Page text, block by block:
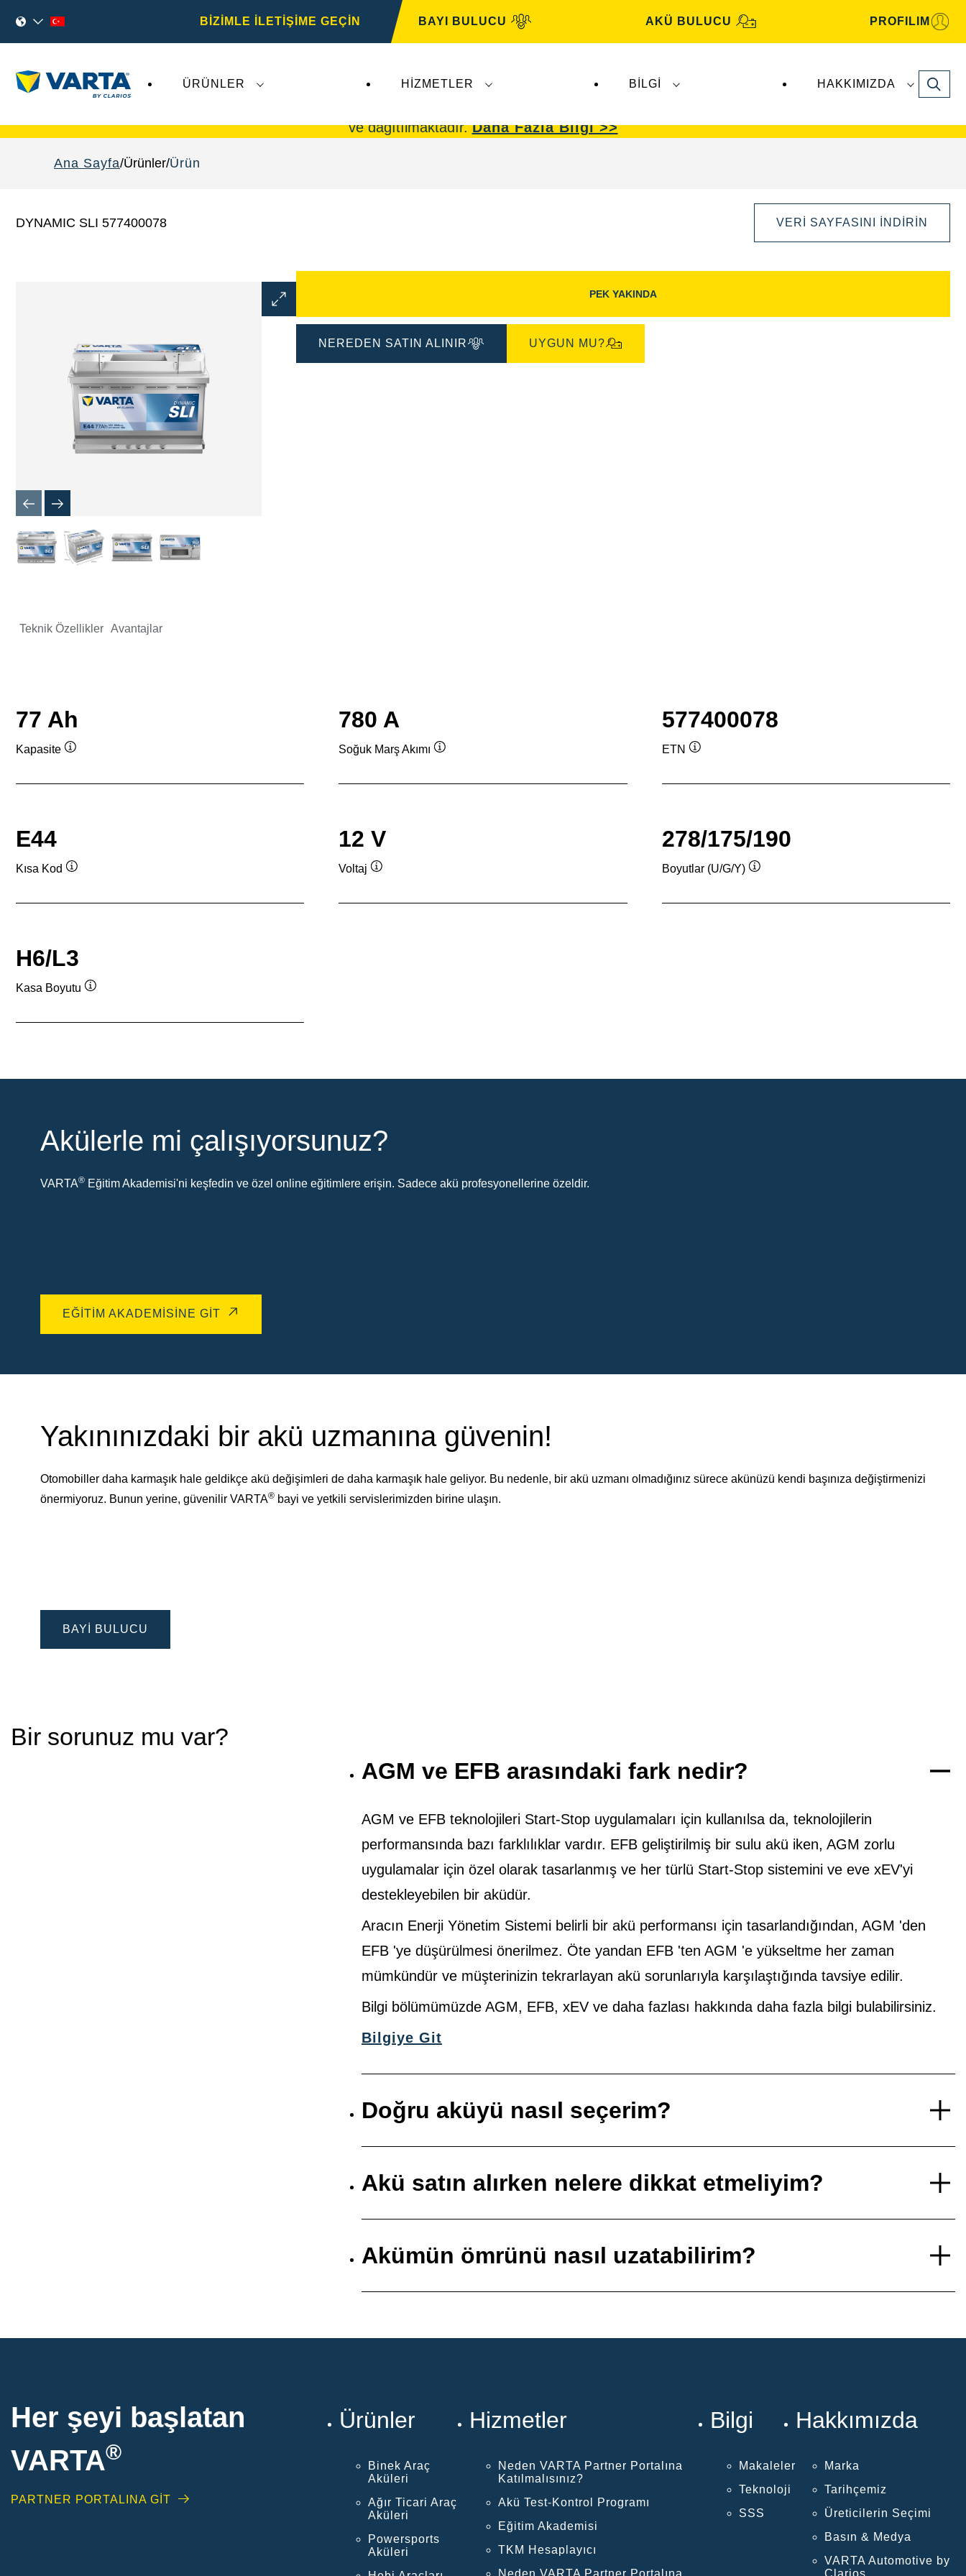
BİZİMLE İLETİŞİME GEÇİN BAYI BULUCU AKÜ BULUCU PROFILIM
ÜRÜNLER HIZMETLER BILGI HAKKIMIZDA Search
ve dağıtılmaktadır.Daha Fazla Bilgi >>
Ana Sayfa Ürünler Ürün
DYNAMIC SLI 577400078 VERI SAYFASINI İNDIRIN
Görüntü
Aç
İletişim
Görüntü
İletişim
Kutusu
PEK YAKINDA
NEREDEN SATIN ALINIR UYGUN MU?
Teknik Özellikler Avantajlar
77 Ah
Kapasite
780 A
Soğuk Marş Akımı
577400078
ETN
E44
Kısa Kod
12 V
Voltaj
278/175/190
Boyutlar (U/G/Y)
H6/L3
Kasa Boyutu
Akülerle mi çalışıyorsunuz?
VARTA® Eğitim Akademisi'ni keşfedin ve özel online eğitimlere erişin. Sadece akü profesyonellerine özeldir.
EĞITIM AKADEMISINE GIT
Yakınınızdaki bir akü uzmanına güvenin!
Otomobiller daha karmaşık hale geldikçe akü değişimleri de daha karmaşık hale geliyor. Bu nedenle, bir akü uzmanı olmadığınız sürece akünüzü kendi başınıza değiştirmenizi
önermiyoruz. Bunun yerine, güvenilir VARTA® bayi ve yetkili servislerimizden birine ulaşın.
BAYI BULUCU
Bir sorunuz mu var?
AGM ve EFB arasındaki fark nedir?
AGM ve EFB teknolojileri Start-Stop uygulamaları için kullanılsa da, teknolojilerin
performansında bazı farklılıklar vardır. EFB geliştirilmiş bir sulu akü iken, AGM zorlu
uygulamalar için özel olarak tasarlanmış ve her türlü Start-Stop sistemini ve eve xEV'yi
destekleyebilen bir aküdür.
Aracın Enerji Yönetim Sistemi belirli bir akü performansı için tasarlandığından, AGM 'den
EFB 'ye düşürülmesi önerilmez. Öte yandan EFB 'ten AGM 'e yükseltme her zaman
mümkündür ve müşterinizin tekrarlayan akü sorunlarıyla karşılaştığında tavsiye edilir.
Bilgi bölümümüzde AGM, EFB, xEV ve daha fazlası hakkında daha fazla bilgi bulabilirsiniz.
Bilgiye Git
Doğru aküyü nasıl seçerim?
Akü satın alırken nelere dikkat etmeliyim?
Akümün ömrünü nasıl uzatabilirim?
Her şeyi başlatan
VARTA®
PARTNER PORTALINA GİT
Ürünler
Binek Araç
Aküleri
Ağır Ticari Araç
Aküleri
Powersports
Aküleri
Hizmetler
Neden VARTA Partner Portalına
Katılmalısınız?
Akü Test-Kontrol Programı
Eğitim Akademisi
TKM Hesaplayıcı
Bilgi
Makaleler
Teknoloji
SSS
Hakkımızda
Marka
Tarihçemiz
Üreticilerin Seçimi
Basın & Medya
VARTA Automotive by